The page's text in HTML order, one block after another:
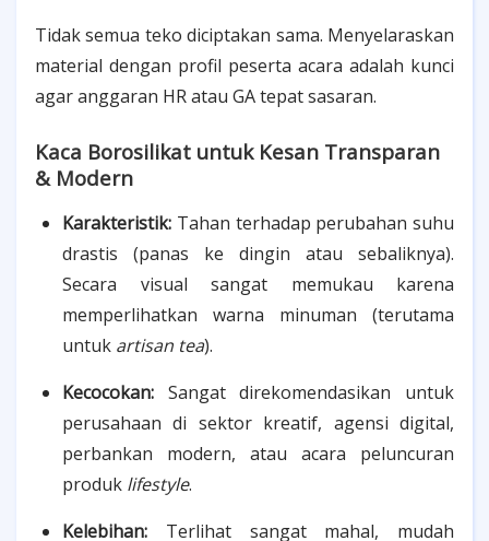
Tidak semua teko diciptakan sama. Menyelaraskan
material dengan profil peserta acara adalah kunci
agar anggaran HR atau GA tepat sasaran.
Kaca Borosilikat untuk Kesan Transparan
& Modern
Karakteristik: Tahan terhadap perubahan suhu
drastis (panas ke dingin atau sebaliknya).
Secara visual sangat memukau karena
memperlihatkan warna minuman (terutama
untuk artisan tea).
Kecocokan: Sangat direkomendasikan untuk
perusahaan di sektor kreatif, agensi digital,
perbankan modern, atau acara peluncuran
produk lifestyle.
Kelebihan: Terlihat sangat mahal, mudah